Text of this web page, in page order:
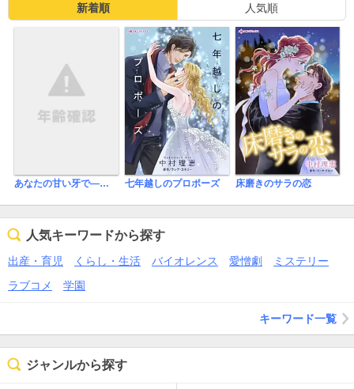
新着順 人気順
あなたの甘い牙で――虐げられた花嫁は狼の王と契りをかわす―― 七年越しのプロポーズ 床磨きのサラの恋
人気キーワードから探す
出産・育児 くらし・生活 バイオレンス 愛憎劇
ミステリー
ラブコメ
学園
キーワード一覧
ジャンルから探す